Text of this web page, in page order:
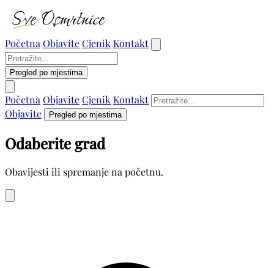
Početna ObjaviteCjenik Kontakt
Pregled po mjestima
Početna ObjaviteCjenik Kontakt
Objavite
Pregled po mjestima
Odaberite grad
Obavijesti ili spremanje na početnu.